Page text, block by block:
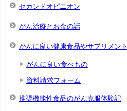
セカンドオピニオン
がん治療とお金の話
がんに良い健康食品やサプリメント
がんに良い食べもの
資料請求フォーム
推奨機能性食品のがん克服体験記